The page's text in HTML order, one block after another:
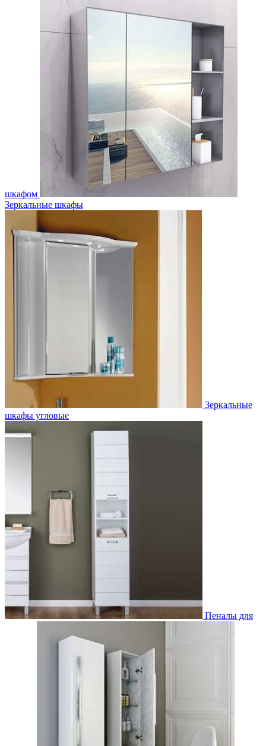
шкафом
Зеркальные шкафы
Зеркальные
шкафы угловые
Пеналы для